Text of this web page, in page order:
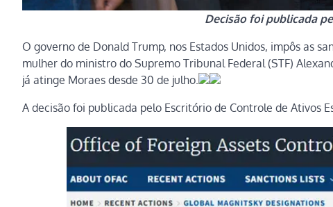
Decisão foi publicada
O governo de Donald Trump, nos Estados Unidos, impôs as
mulher do ministro do Supremo Tribunal Federal (STF)
já atinge Moraes desde 30 de julho.
A decisão foi publicada pelo Escritório de Controle de Ativos